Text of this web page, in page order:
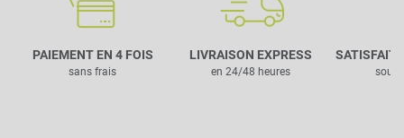
PAIEMENT EN 4 FOIS
sans frais
LIVRAISON EXPRESS
en 24/48 heures
SATISFAIT
sous